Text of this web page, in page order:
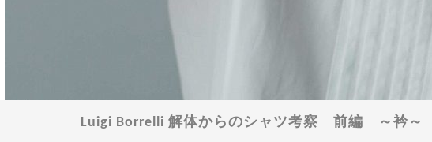
Luigi Borrelli 解体からのシャツ考察 前編 ～衿～